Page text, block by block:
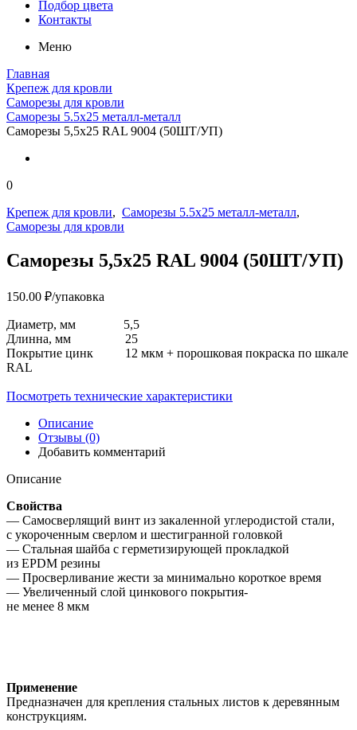
Подбор цвета
Контакты
Меню
Главная
Крепеж для кровли
Саморезы для кровли
Саморезы 5.5х25 металл-металл
Саморезы 5,5х25 RAL 9004 (50ШТ/УП)
0
Крепеж для кровли, Саморезы 5.5х25 металл-металл,
Саморезы для кровли
Саморезы 5,5х25 RAL 9004 (50ШТ/УП)
150.00 ₽/упаковка
Диаметр, мм 5,5
Длинна, мм 25
Покрытие цинк 12 мкм + порошковая покраска по шкале
RAL
Посмотреть технические характеристики
Описание
Отзывы (0)
Добавить комментарий
Описание
Свойства
— Самосверлящий винт из закаленной углеродистой стали,
с укороченным сверлом и шестигранной головкой
— Стальная шайба с герметизирующей прокладкой
из EPDM резины
— Просверливание жести за минимально короткое время
— Увеличенный слой цинкового покрытия-
не менее 8 мкм
Применение
Предназначен для крепления стальных листов к деревянным
конструкциям.